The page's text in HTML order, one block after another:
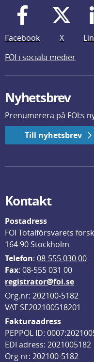
Facebook X
FOI i sociala medier
Nyhetsbrev
Prenumerera på FOI:s
Till nyhetsbrev
Kontakt
Postadress
FOI Totalförsvarets
164 90 Stockholm
Telefon: 08-555 030 00
Fax: 08-555 031 00
registrator@foi.se
Org.nr: 202100-5182
VAT SE202100518201
Fakturaadress
PEPPOL ID:
EDI adress: 2021005182
Org nr: 202100-5182